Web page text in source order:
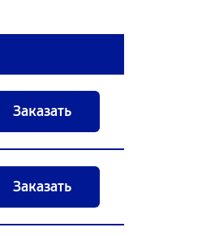
Заказать
Заказать